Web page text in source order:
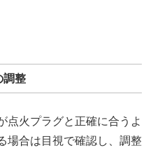
調整
点火プラグと正確に合うよ
場合は目視で確認し、調整